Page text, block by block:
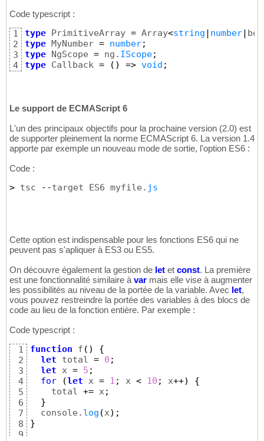
Code typescript :
1
2
3
4
type PrimitiveArray = Array<string number
type MyNumber = number;
type NgScope = ng. IScope;
type Callback = ( ) => void ;
Le support de ECMAScript 6
L'un des principaux objectifs pour la prochaine version (2.0) est
de supporter pleinement la norme ECMAScript 6. La version 1.4
apporte par exemple un nouveau mode de sortie, l'option ES6 :
Code :
> tsc --target ES6 myfile. js
Cette option est indispensable pour les fonctions ES6 qui ne
peuvent pas s'apliquer à ES3 ou ES5.
On découvre également la gestion de let et const. La première
est une fonctionnalité similaire à var mais elle vise à augmenter
les possibilités au niveau de la portée de la variable. Avec let,
vous pouvez restreindre la portée des variables à des blocs de
code au lieu de la fonction entière. Par exemple :
Code typescript :
1
2
3
4
5
6
7
8
9
function f ( )
{
let total = 0 ;
let x = 5 ;
for
(let x = 1 ; x < 10 ; x++)
{
    total
+= x;
}
  console.
log (x) ;
}